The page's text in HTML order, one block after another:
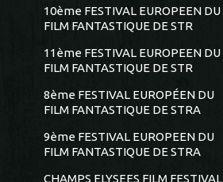
10ème FESTIVAL EUROPEEN DU
FILM FANTASTIQUE DE STR
11ème FESTIVAL EUROPEEN DU
FILM FANTASTIQUE DE STR
8ème FESTIVAL EUROPÉEN DU
FILM FANTASTIQUE DE STRA
9ème FESTIVAL EUROPEEN DU
FILM FANTASTIQUE DE STRA
CHAMPS ELYSEES FILM FESTIVAL